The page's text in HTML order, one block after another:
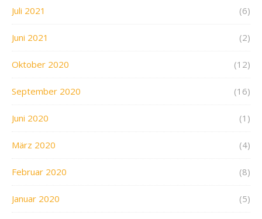
Juli 2021 (6)
Juni 2021 (2)
Oktober 2020 (12)
September 2020 (16)
Juni 2020 (1)
März 2020 (4)
Februar 2020 (8)
Januar 2020 (5)